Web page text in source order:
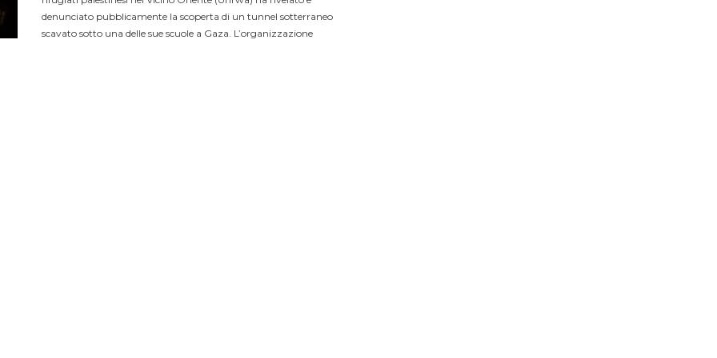
denunciato pubblicamente la scoperta di un tunnel sotterraneo
scavato sotto una delle sue scuole a Gaza. L’organizzazione